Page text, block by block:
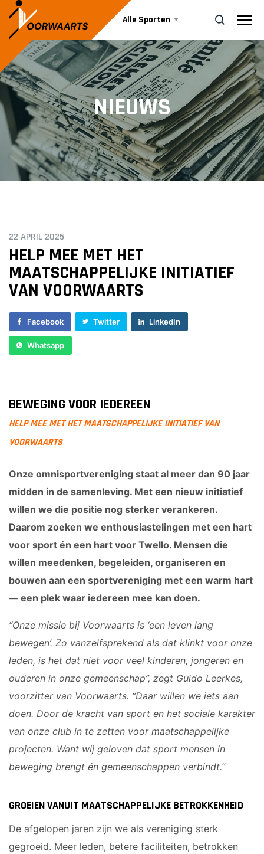
Alle Sporten
Nieuws
Events
Business
Sponsor worden
Lid worden
Contact
ZOEK
NIEUWS
22 APRIL 2025
HELP MEE MET HET
MAATSCHAPPELIJKE INITIATIEF
VAN VOORWAARTS
Facebook Twitter LinkedIn
Whatsapp
BEWEGING VOOR IEDEREEN
HELP MEE MET HET MAATSCHAPPELIJKE INITIATIEF VAN
VOORWAARTS
Onze omnisportvereniging staat al meer dan 90 jaar
midden in de samenleving. Met een nieuw initiatief
willen we die positie nog sterker verankeren.
Daarom zoeken we enthousiastelingen met een hart
voor sport én een hart voor Twello. Mensen die
willen meedenken, begeleiden, organiseren en
bouwen aan een sportvereniging met een warm hart
— een plek waar iedereen mee kan doen.
“Onze missie bij Voorwaarts is ‘een leven lang
bewegen’. Zo vanzelfsprekend als dat klinkt voor onze
leden, is het dat niet voor veel kinderen, jongeren en
ouderen in onze gemeenschap”, zegt Guido Leerkes,
voorzitter van Voorwaarts. “Daar willen we iets aan
doen. Door de kracht van sport en het sociale karakter
van onze club in te zetten voor maatschappelijke
projecten. Want wij geloven dat sport mensen in
beweging brengt én gemeenschappen verbindt.”
GROEIEN VANUIT MAATSCHAPPELIJKE BETROKKENHEID
De afgelopen jaren zijn we als vereniging sterk
gegroeid. Meer leden, betere faciliteiten, betrokken